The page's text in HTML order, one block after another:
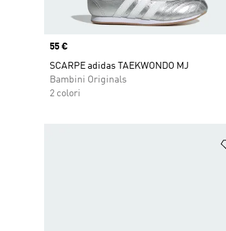
Price
55 €
SCARPE adidas TAEKWONDO MJ
Bambini Originals
2 colori